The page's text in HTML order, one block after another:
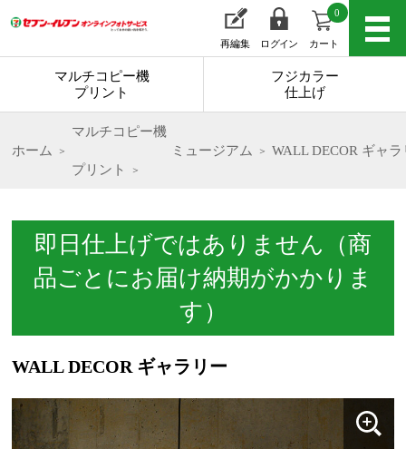
再編集 ログイン カート
0
マルチコピー機
プリント
フジカラー
仕上げ
ホーム
マルチコピー機
プリント
ミュージアム WALL DECOR ギャ
即日仕上げではありません（商
品ごとにお届け納期がかかりま
す）
WALL DECOR ギャラリー